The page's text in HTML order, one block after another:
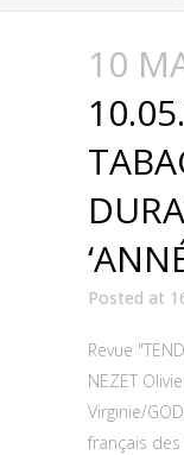
10
Posted at
Revue
NEZET
Virginie/
français